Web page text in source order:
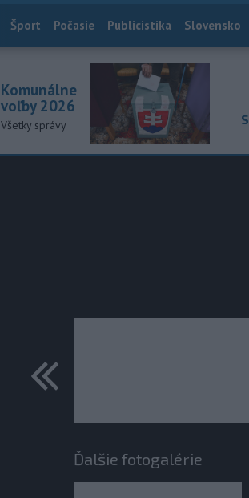
Index
Šport Počasie Publicistika Slovensko
Komunálne
voľby 2026
Všetky správy
Ďalšie fotogalérie